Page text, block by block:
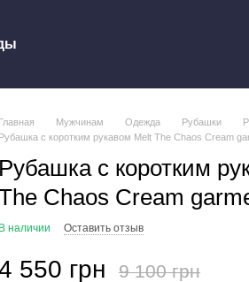
Главная Мужчинам Одежда Рубашки
Рубашка с коротким рукавом Melt The Chaos Cream
Рубашка с коротким
Chaos Cream
В наличии Оставить отзыв
550 грн 9 100 грн